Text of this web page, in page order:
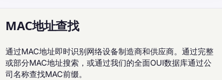
MAC地址查找
通过MAC地址即时识别网络设备制造商和供应商。通过完整
或部分MAC地址搜索，或通过我们的全面OUI数据库通过公
司名称查找MAC前缀。